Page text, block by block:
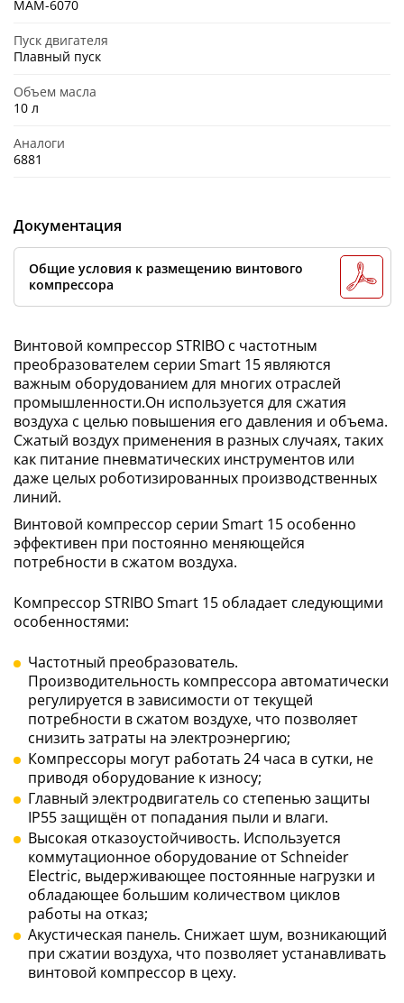
MAM-6070
Пуск двигателя
Плавный пуск
Объем масла
10 л
Аналоги
6881
Документация
Общие условия к размещению винтового
компрессора
Винтовой компрессор STRIBO с частотным
преобразователем серии Smart 15 являются
важным оборудованием для многих отраслей
промышленности.Он используется для сжатия
воздуха с целью повышения его давления и объема.
Сжатый воздух применения в разных случаях, таких
как питание пневматических инструментов или
даже целых роботизированных производственных
линий.
Винтовой компрессор серии Smart 15 особенно
эффективен при постоянно меняющейся
потребности в сжатом воздуха.
Компрессор STRIBO Smart 15 обладает следующими
особенностями:
Частотный преобразователь.
Производительность компрессора автоматически
регулируется в зависимости от текущей
потребности в сжатом воздухе, что позволяет
снизить затраты на электроэнергию;
Компрессоры могут работать 24 часа в сутки, не
приводя оборудование к износу;
Главный электродвигатель со степенью защиты
IP55 защищён от попадания пыли и влаги.
Высокая отказоустойчивость. Используется
коммутационное оборудование от Schneider
Electric, выдерживающее постоянные нагрузки и
обладающее большим количеством циклов
работы на отказ;
Акустическая панель. Снижает шум, возникающий
при сжатии воздуха, что позволяет устанавливать
винтовой компрессор в цеху.